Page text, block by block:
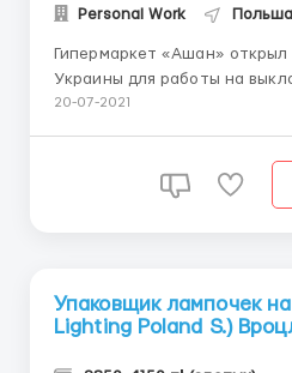
Personal Work
Гипермаркет «Ашан» открыл
Украины для работы на
товаров. Место роботы: Варшава / Вроцлав /
20-07-2021
Упаковщик лампочек
Lighting Poland S.)